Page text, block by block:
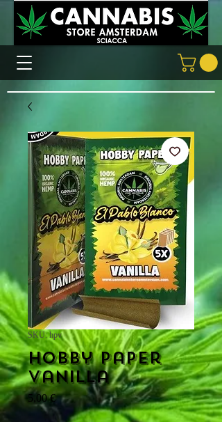
SKU: hpv
Hobby Paper
Vanilla
5,00 €Prezzo